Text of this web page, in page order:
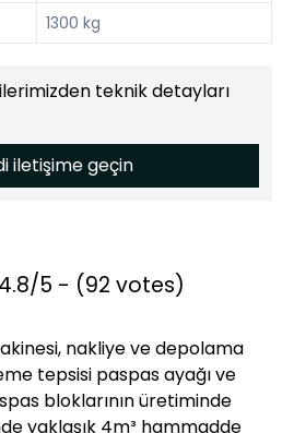
1300 kg
teknik detayları
iletişime geçin
4.8/5 - (92 votes)
nakliye ve depolama
tepsisi paspas ayağı ve
bloklarının üretiminde
yaklaşık 4m³ hammadde